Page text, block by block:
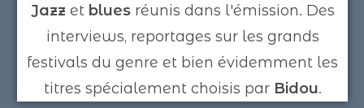
Jazz et blues réunis dans l'émission. Des
interviews, reportages sur les grands
festivals du genre et bien évidemment les
titres spécialement choisis par Bidou.